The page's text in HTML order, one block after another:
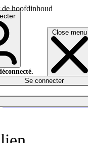
de hoofdinhoud
Close menu
Se connecter